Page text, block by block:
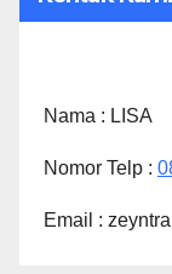
Nama : LISA
Nomor Telp :
Email :